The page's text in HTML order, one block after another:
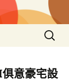
搜
尋
鍵
字:
意豪宅設